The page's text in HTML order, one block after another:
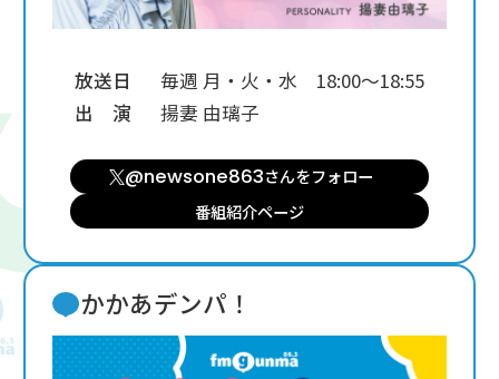
放送日
毎週 月・火・水 18:00～18:55
出 演
揚妻 由璃子
@newsone863さんをフォロー
番組紹介ページ
かかあデンパ！